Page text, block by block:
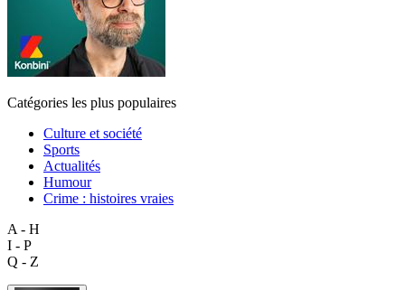
Catégories les plus populaires
Culture et société
Sports
Actualités
Humour
Crime : histoires vraies
A - H
I - P
Q - Z